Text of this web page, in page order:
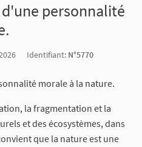
personnalité
Identifiant: N°5770
morale à la nature.
la fragmentation et la
et des écosystèmes, dans
que la nature est une